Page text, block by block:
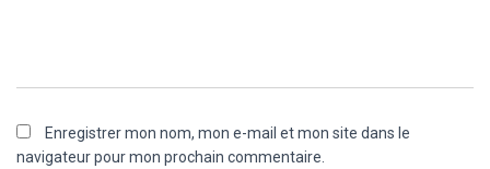
Enregistrer mon nom, mon e-mail et mon site dans le
navigateur pour mon prochain commentaire.